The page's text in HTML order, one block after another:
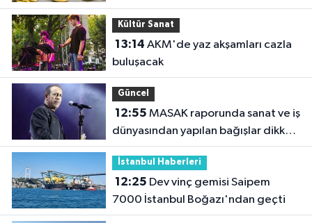
Kültür Sanat
13:14
buluşacak
Güncel
12:55
dünyasından yapılan bağışlar dikkat
çekti
İstanbul Haberleri
12:25
7000 İstanbul Boğazı'ndan geçti